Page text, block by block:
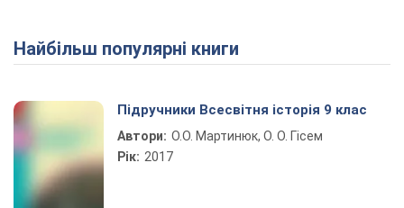
Найбільш популярні книги
Підручники Всесвітня історія 9 клас
Автори: О.О. Мартинюк, О. О. Гісем
Рік: 2017